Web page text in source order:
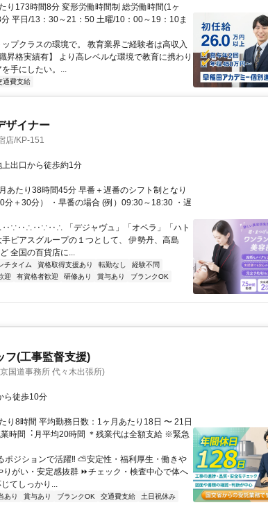
り173時間8分 変形労働時間制 総労働時間(1ヶ
平日/13：30～21：50 土曜/10：00～19：10ま
プクラスの環境で。 教育業界ご経験者は高収入
昇格実績有】 より高レベルな環境で教育に携わり
手にしたい。...
通費支給
ザイナー
店/KP-151
出口から徒歩約1分
あたり38時間45分 早番＋遅番のシフト制となり
分＋30分） ・早番の場合 (例）09:30～18:30 ・遅
「デジャヴュ」「オペラ」「ハト
ピアスグループの１つとして、 伊勢丹、高島
全国の百貨店に...
チタイム 資格取得支援あり 転勤なし
経験不問
迎 有資格者歓迎 研修あり 賞与あり
ブランクOK
フ(工事監督支援)
国道事務所 代々木出張所)
ら徒歩10分
り8時間 平均勤務日数：1ヶ月あたり18日 〜 21日
時間︓⽉平均20時間 ＊残業代は全額支給 ※緊急
ポジションで活躍‼ ⛅安定性・福利厚生・働きや
がい・安定感抜群 ⏩チェック・検査中心で体へ
てしっかり...
あり 賞与あり ブランクOK 交通費支給 土日祝休み